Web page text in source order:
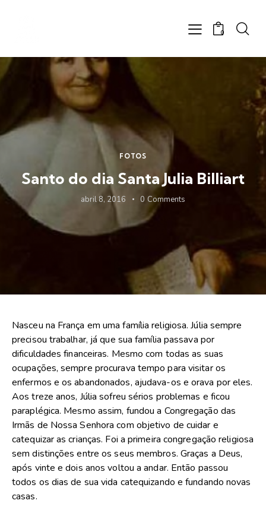
0
FOTOS
Santo do dia Santa Julia Billiart
abril 8, 2016 0 Comments
Nasceu na França em uma família religiosa. Júlia sempre
precisou trabalhar, já que sua família passava por
dificuldades financeiras. Mesmo com todas as suas
ocupações, sempre procurava tempo para visitar os
enfermos e os abandonados, ajudava-os e orava por eles.
Aos treze anos, Júlia sofreu sérios problemas e ficou
paraplégica. Mesmo assim, fundou a Congregação das
Irmãs de Nossa Senhora com objetivo de cuidar e
catequizar as crianças. Foi a primeira congregação religiosa
sem distinções entre os seus membros. Graças a Deus,
após vinte e dois anos voltou a andar. Então passou
todos os dias de sua vida catequizando e fundando novas
casas.